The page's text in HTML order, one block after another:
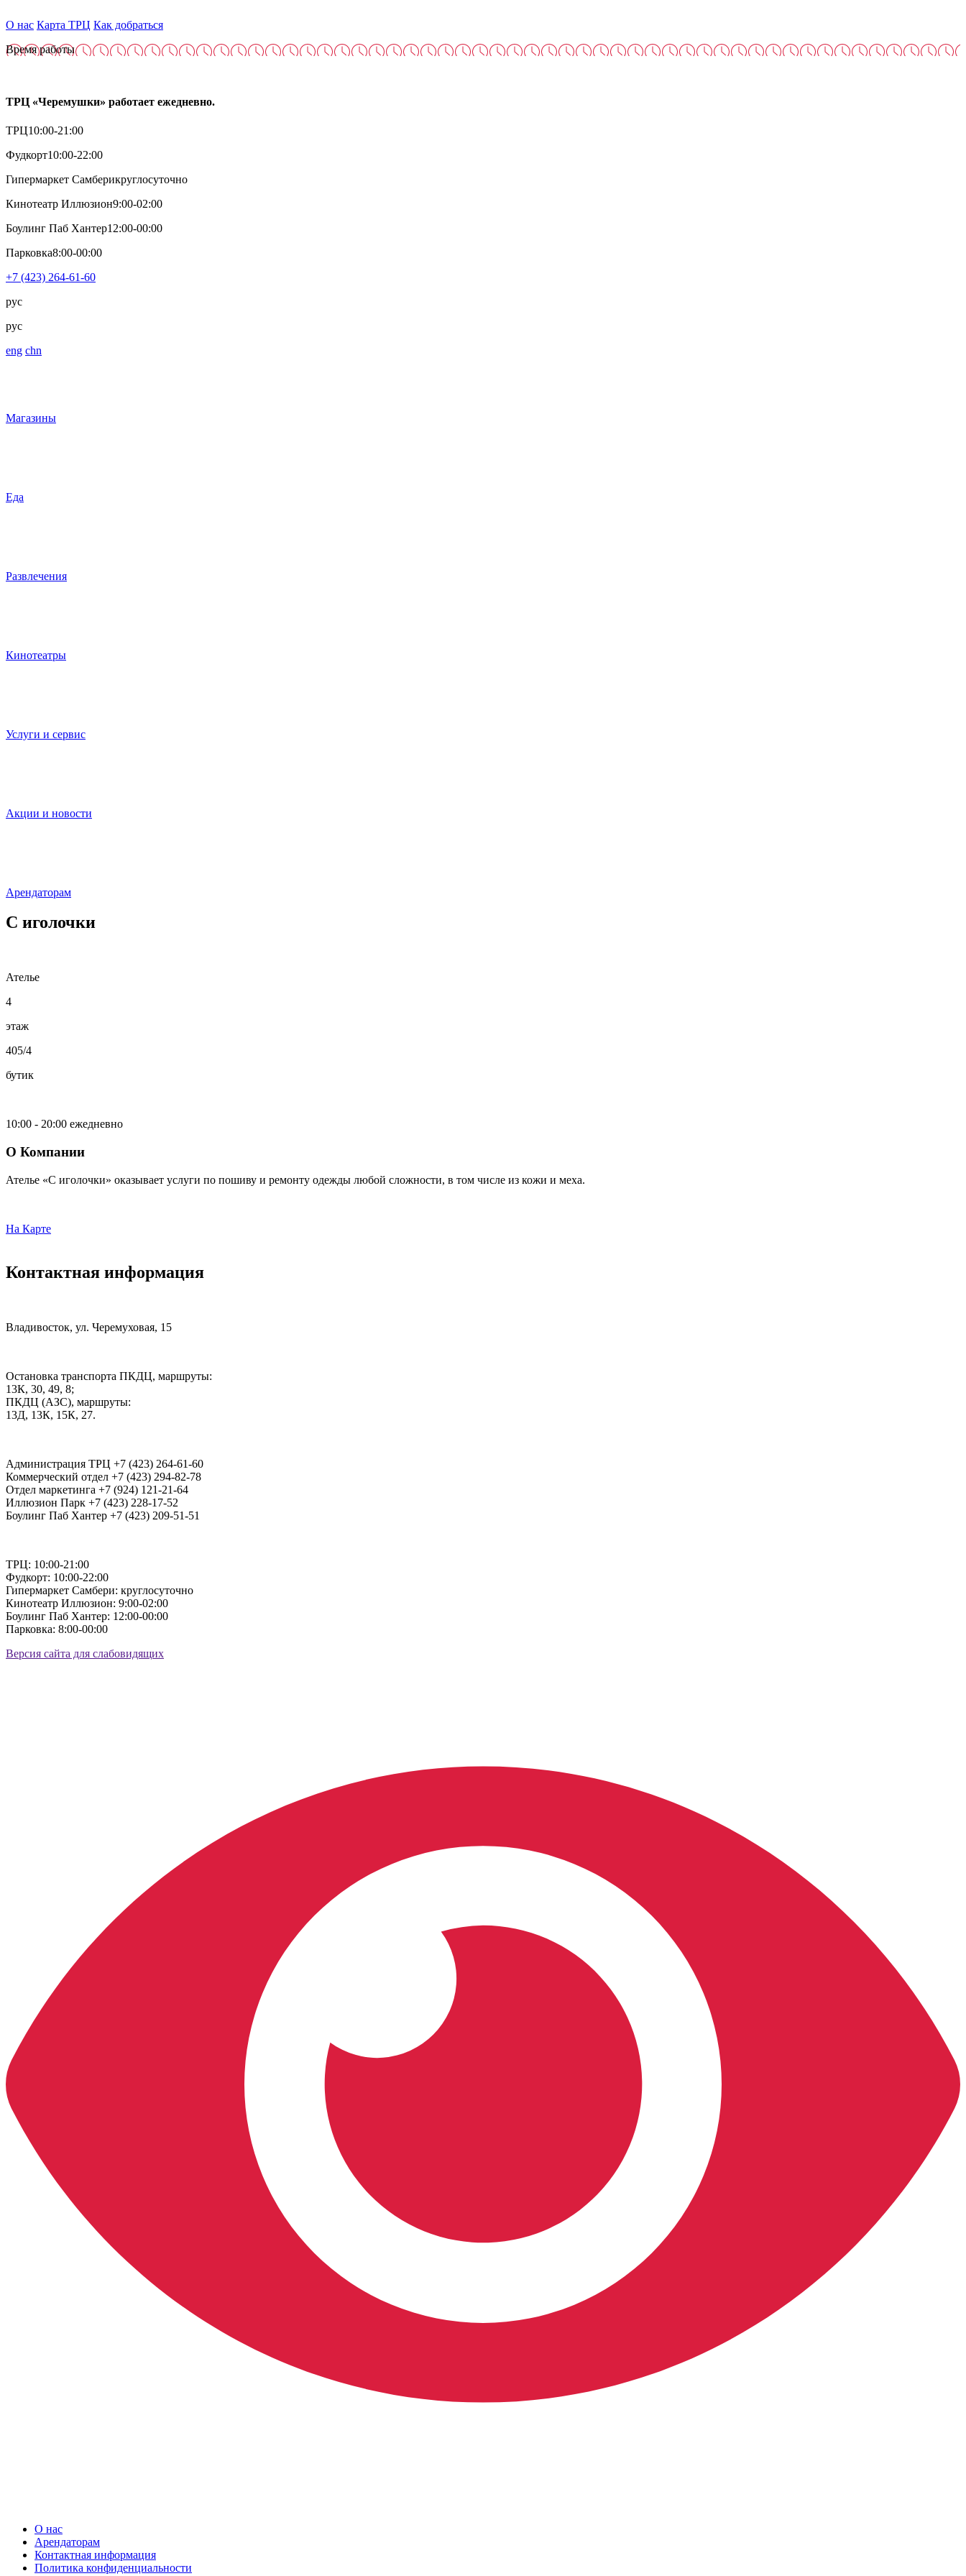
О нас Карта ТРЦ Как добраться
Время работы
ТРЦ «Черемушки» работает ежедневно.
ТРЦ10:00-21:00
Фудкорт10:00-22:00
Гипермаркет Самберикруглосуточно
Кинотеатр Иллюзион9:00-02:00
Боулинг Паб Хантер12:00-00:00
Парковка8:00-00:00
+7 (423) 264-61-60
рус
рус
eng chn
Магазины
Еда
Развлечения
Кинотеатры
Услуги и сервис
Акции и новости
Арендаторам
С иголочки
Ателье
4
этаж
405/4
бутик
10:00 - 20:00 ежедневно
О Компании
Ателье «С иголочки» оказывает услуги по пошиву и ремонту одежды любой сложности, в том числе из кожи и меха.
На Карте
Контактная информация
Владивосток, ул. Черемуховая, 15
Остановка транспорта ПКДЦ, маршруты:
13К, 30, 49, 8;
ПКДЦ (АЗС), маршруты:
13Д, 13К, 15К, 27.
Администрация ТРЦ +7 (423) 264-61-60
Коммерческий отдел +7 (423) 294-82-78
Отдел маркетинга +7 (924) 121-21-64
Иллюзион Парк +7 (423) 228-17-52
Боулинг Паб Хантер +7 (423) 209-51-51
ТРЦ: 10:00-21:00
Фудкорт: 10:00-22:00
Гипермаркет Самбери: круглосуточно
Кинотеатр Иллюзион: 9:00-02:00
Боулинг Паб Хантер: 12:00-00:00
Парковка: 8:00-00:00
Версия сайта для слабовидящих
О нас
Арендаторам
Контактная информация
Политика конфиденциальности